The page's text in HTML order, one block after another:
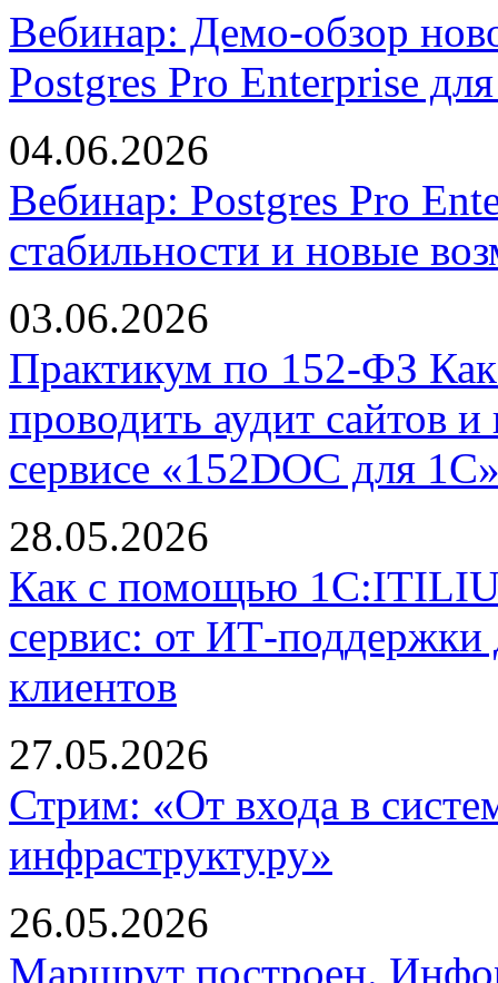
Вебинар: Демо-обзор
Postgres Pro Enterprise
04.06.2026
Вебинар: Postgres Pro
стабильности и новые
03.06.2026
Практикум по 152-ФЗ Как
проводить аудит сайтов
сервисе «152DOC для
28.05.2026
Как с помощью
сервис: от ИТ-поддержки
клиентов
27.05.2026
Стрим: «От входа в
инфраструктуру»
26.05.2026
Маршрут построен.